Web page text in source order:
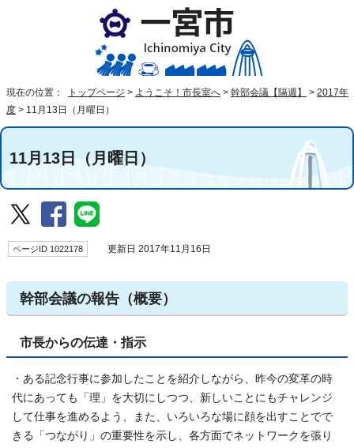
現在の位置： トップページ > ようこそ！市長室へ > 幹部会議【隔週】 > 2017年
度 > 11月13日（月曜日）
11月13日（月曜日）
ページID 1022178 更新日 2017年11月16日
幹部会議の報告（概要）
市長からの伝達・指示
・ある記念行事に参加したことを紹介しながら、昨今の変革の時
代にあっても「理」を大切にしつつ、新しいことにもチャレンジ
して仕事を進めるよう、また、いろいろな場に顔を出すことでで
きる「つながり」の重要性を示し、各方面でネットワークを張り